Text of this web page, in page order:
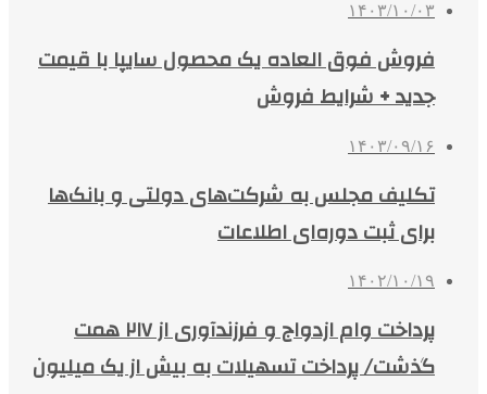
۱۴۰۳/۱۰/۰۳
فروش فوق العاده یک محصول سایپا با قیمت
جدید + شرایط فروش
۱۴۰۳/۰۹/۱۶
تکلیف مجلس به شرکت‌های دولتی و بانک‌ها
برای ثبت دوره‌ای اطلاعات
۱۴۰۲/۱۰/۱۹
پرداخت وام ازدواج و فرزندآوری از ۲۱۷ همت
گذشت/ پرداخت تسهیلات به بیش از یک میلیون